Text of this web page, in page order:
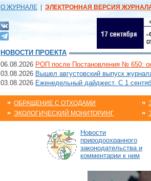
О ЖУРНАЛЕ ЭЛЕКТРОННАЯ ВЕРСИЯ
НОВОСТИ ПРОЕКТА
06.08.2026 РОП после Постановления № 650:
03.08.2026 Вышел августовский выпуск
03.08.2026 Еженедельный дайджест. С 1
ОБРАЩЕНИЕ С ОТХОДАМИ
ЭКОЛОГИЧЕСКИЙ МОНИТОРИНГ
Новости
природоохранного
законодательства и
комментарии к ним